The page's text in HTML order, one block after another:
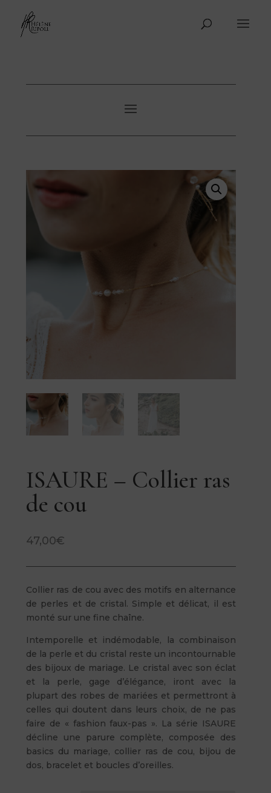
ISAURE – Collier ras
de cou
47,00€
Collier ras de cou avec des motifs en alternance
de perles et de cristal. Simple et délicat, il est
monté sur une fine chaîne.
Intemporelle et indémodable, la combinaison
de la perle et du cristal reste un incontournable
des bijoux de mariage. Le cristal avec son éclat
et la perle, gage d’élégance, iront avec la
plupart des robes de mariées et permettront à
celles qui doutent dans leurs choix, de ne pas
faire de « fashion faux-pas ». La série ISAURE
décline une parure complète, composée des
basics du mariage, collier ras de cou, bijou de
dos, bracelet et boucles d’oreilles.